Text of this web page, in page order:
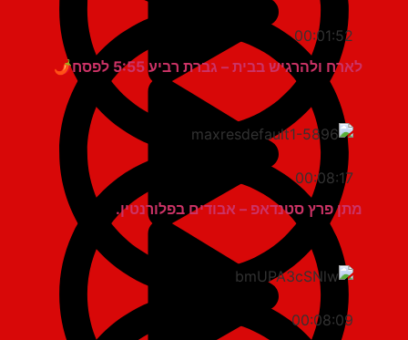
00:01:52
לארח ולהרגיש בבית – גברת רביע 5:55 לפסח🌶
00:08:17
מתן פרץ סטנדאפ – אבודים בפלורנטין.
00:08:09